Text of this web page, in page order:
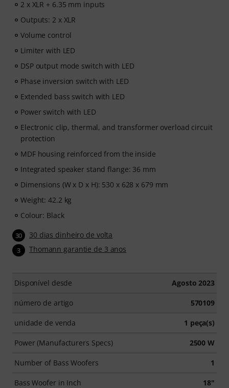
2 x XLR + 6.35 mm inputs
Outputs: 2 x XLR
Volume control
Limiter with LED
DSP output mode switch with LED
Phase inversion switch with LED
Extended bass switch with LED
Power switch with LED
Electronic clip, thermal, and transformer overload circuit
protection
MDF housing reinforced from the inside
Integrated speaker stand flange: 36 mm
Dimensions (W x D x H): 530 x 628 x 679 mm
Weight: 42.2 kg
Colour: Black
30 30 dias dinheiro de volta
3 Thomann garantie de 3 anos
Disponível desde Agosto 2023
número de artigo 570109
unidade de venda 1 peça(s)
Power (Manufacturers Specs) 2500 W
Number of Bass Woofers 1
Bass Woofer in Inch 18"